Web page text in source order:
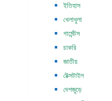
ইতিহাস
খেলাধুলা
গার্মেন্টস
চাকরি
জাতীয়
টেক্সটাইল
দেশজুড়ে